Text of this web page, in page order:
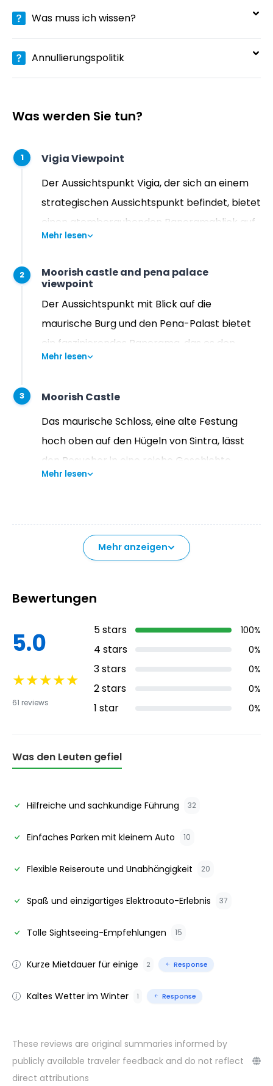
Was muss ich wissen?
Annullierungspolitik
Was werden Sie tun?
1
Vigia Viewpoint
Der Aussichtspunkt Vigia, der sich an einem
strategischen Aussichtspunkt befindet, bietet
einen atemberaubenden Panoramablick auf
die umliegenden Landschaften und
von Sintra aus einer erhöhten Perspektive zu
bewundern.
Mehr lesen
2
Moorish castle and pena palace
viewpoint
Der Aussichtspunkt mit Blick auf die
maurische Burg und den Pena-Palast bietet
ein faszinierendes Panorama, das es den
Besuchern ermöglicht, die majestätischen
farbenfrohen Türme und Mauern des
berühmten Pena-Palastes vor dem
Hintergrund der üppigen Landschaft von
Sintra zu bewundern.
Mehr lesen
3
Moorish Castle
Das maurische Schloss, eine alte Festung
hoch oben auf den Hügeln von Sintra, lässt
den Besucher in eine reiche Geschichte
eintauchen und bietet einen
und Türme ein Zeugnis des maurischen Erbes
der Region darstellen.
Mehr lesen
Mehr anzeigen
Bewertungen
5.0
★★★★★
61 reviews
5stars 100%
4 stars 0%
3stars 0%
2stars 0%
1 star 0%
Was den Leuten gefiel
Hilfreiche und sachkundige Führung 32
Einfaches Parken mit kleinem Auto 10
Flexible Reiseroute und Unabhängigkeit 20
Spaß und einzigartiges Elektroauto-Erlebnis 37
Tolle Sightseeing-Empfehlungen 15
Kurze Mietdauer für einige 2 Response
Kaltes Wetter im Winter 1 Response
These reviews are original summaries informed by
publicly available traveler feedback and do not reflect
direct attributions